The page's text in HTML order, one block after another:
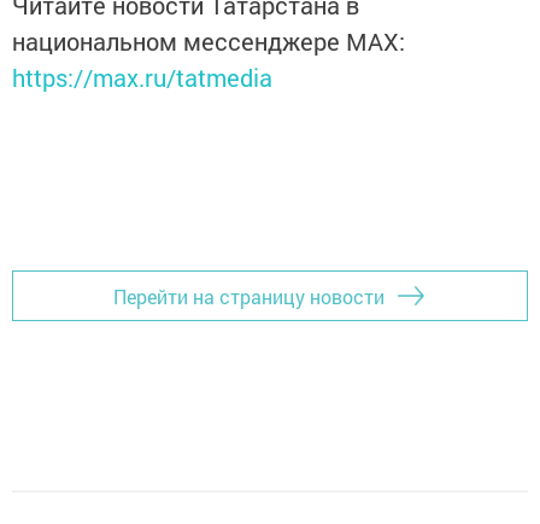
национальном мессенджере MАХ:
https://max.ru/tatmedia
Перейти на страницу новости